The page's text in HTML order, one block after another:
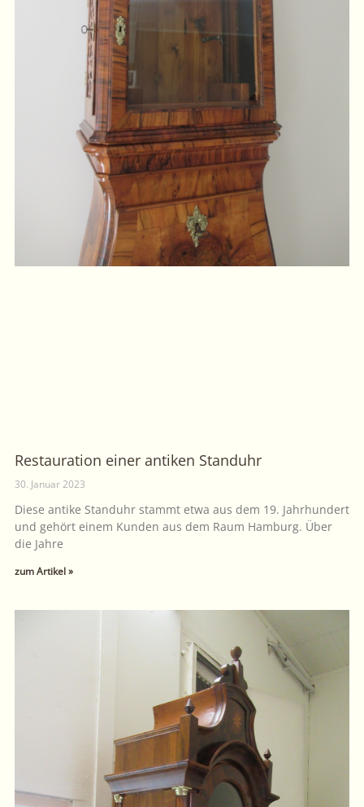
Restauration einer antiken Standuhr
30. Januar 2023
Diese antike Standuhr stammt etwa aus dem 19. Jahrhundert
und gehört einem Kunden aus dem Raum Hamburg. Über
die Jahre
zum Artikel »